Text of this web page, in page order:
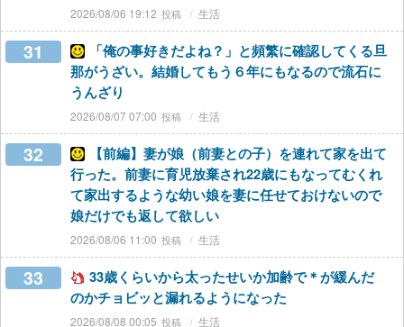
2026/08/06 19:12 生活
31
「俺の事好きだよね？」と頻繁に確認してくる旦
那がうざい。結婚してもう６年にもなるので流石に
うんざり
2026/08/07 07:00 生活
32
【前編】妻が娘（前妻との子）を連れて家を出て
行った。前妻に育児放棄され22歳にもなってむくれ
て家出するような幼い娘を妻に任せておけないので
娘だけでも返して欲しい
2026/08/06 11:00 生活
33
33歳くらいから太ったせいか加齢で＊が緩んだ
のかチョビッと漏れるようになった
2026/08/08 00:05 生活